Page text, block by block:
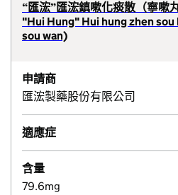
“匯浤”匯浤鎮嗽化痰散（寧嗽丸
"Hui Hung" Hui hung zhen sou
sou wan)
申請商
匯浤製藥股份有限公司
適應症
含量
79.6mg